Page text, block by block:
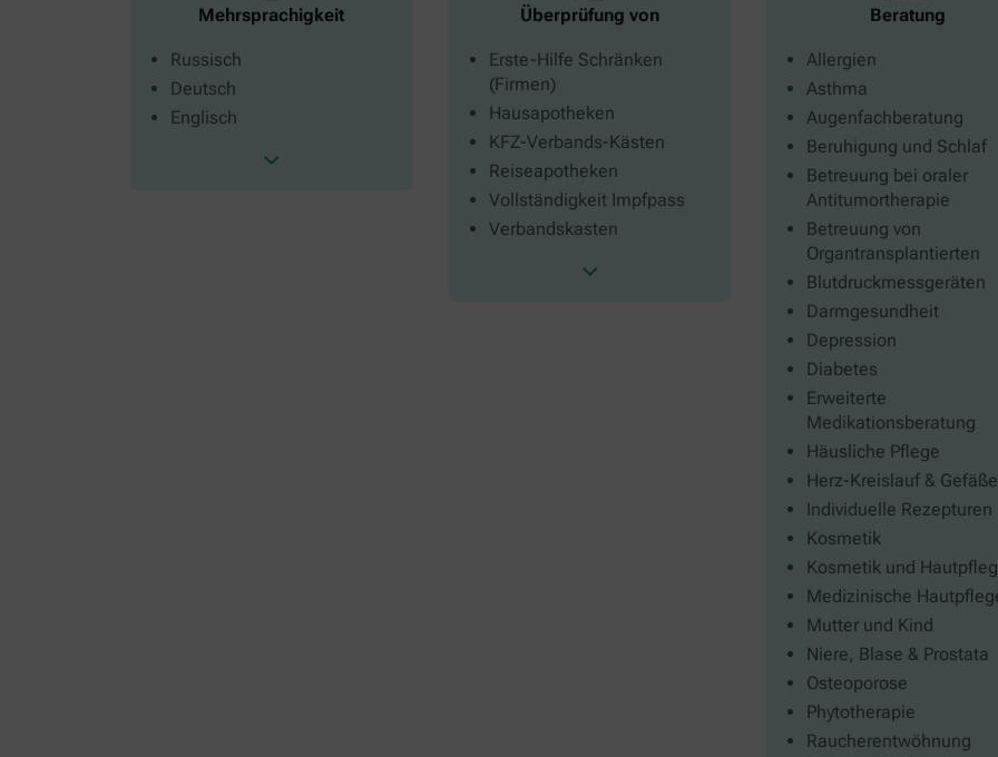
Mehrsprachigkeit
Russisch
Deutsch
Englisch
Überprüfung von
Erste-Hilfe Schränken
(Firmen)
Hausapotheken
KFZ-Verbands-Kästen
Reiseapotheken
Vollständigkeit Impfpass
Verbandskasten
Beratung
Allergien
Asthma
Augenfachberatung
Beruhigung und Schlaf
Betreuung bei oraler
Antitumortherapie
Betreuung von
Organtransplantierten
Blutdruckmessgeräten
Darmgesundheit
Depression
Diabetes
Erweiterte
Medikationsberatung
Häusliche Pflege
Herz-Kreislauf & Gefäße
Individuelle Rezepturen
Kosmetik
Kosmetik und
Medizinische
Mutter und Kind
Niere, Blase & Prostata
Osteoporose
Phytotherapie
Raucherentwöhnung